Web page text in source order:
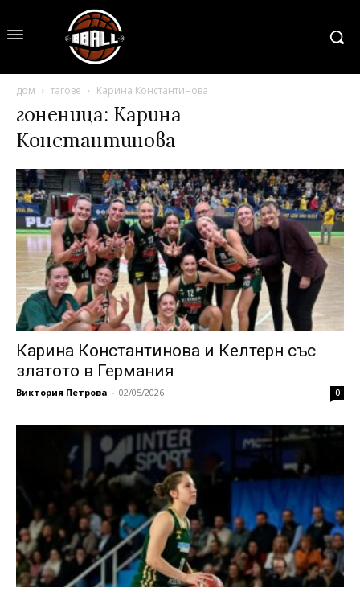
дом тагове Карина Константинова
гоненица: Карина
Константинова
Карина Константинова и Келтерн със
златото в Германия
Виктория Петрова - 02/05/2026 0